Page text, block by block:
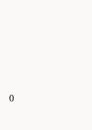
0